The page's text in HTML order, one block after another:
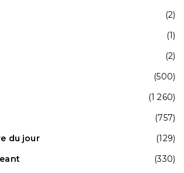
(2)
(1)
(2)
(500)
(1 260)
(757)
du jour
(129)
(330)